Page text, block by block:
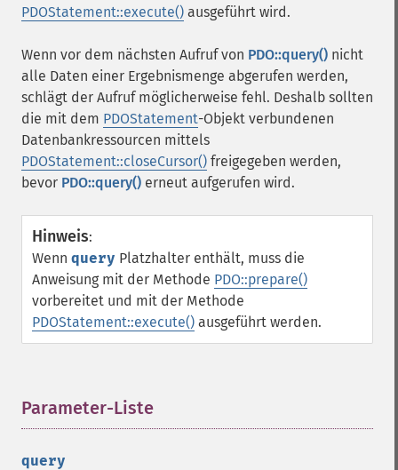
PDOStatement::execute() ausgeführt wird.
Wenn vor dem nächsten Aufruf von PDO::query() nicht
alle Daten einer Ergebnismenge abgerufen werden,
schlägt der Aufruf möglicherweise fehl. Deshalb sollten
die mit dem PDOStatement-Objekt verbundenen
Datenbankressourcen mittels
PDOStatement::closeCursor() freigegeben werden,
bevor PDO::query() erneut aufgerufen wird.
Hinweis:
Wenn query Platzhalter enthält, muss die
Anweisung mit der Methode PDO::prepare()
vorbereitet und mit der Methode
PDOStatement::execute() ausgeführt werden.
Parameter-Liste
query